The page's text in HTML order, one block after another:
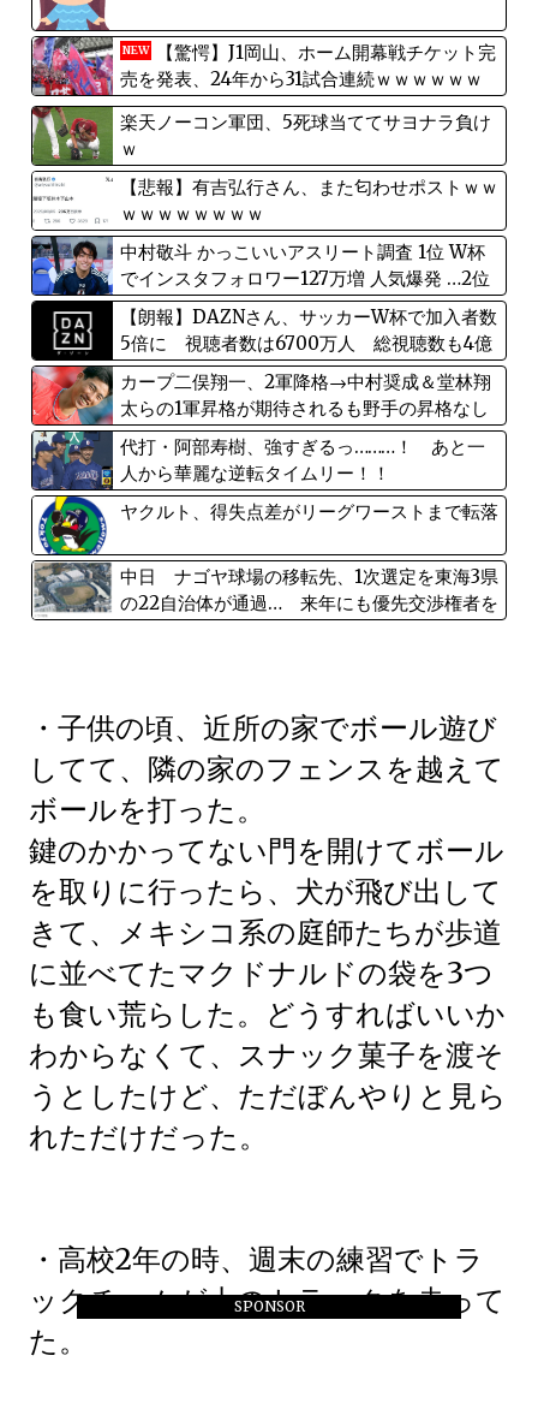
SPONSOR
NEW
【驚愕】J1岡山、ホーム開幕戦チケット完
売を発表、24年から31試合連続ｗｗｗｗｗｗ
楽天ノーコン軍団、5死球当ててサヨナラ負け
ｗ
【悲報】有吉弘行さん、また匂わせポストｗｗ
ｗｗｗｗｗｗｗｗ
中村敬斗 かっこいいアスリート調査 1位 W杯
でインスタフォロワー127万増 人気爆発 …2位
高橋藍 3位 大谷翔平
【朗報】DAZNさん、サッカーW杯で加入者数
5倍に 視聴者数は6700万人 総視聴数も4億
超えｗｗｗｗｗ
カープ二俣翔一、2軍降格→中村奨成＆堂林翔
太らの1軍昇格が期待されるも野手の昇格なし
代打・阿部寿樹、強すぎるっ………！ あと一
人から華麗な逆転タイムリー！！
ヤクルト、得失点差がリーグワーストまで転落
中日 ナゴヤ球場の移転先、1次選定を東海3県
の22自治体が通過… 来年にも優先交渉権者を
・子供の頃、近所の家でボール遊び
してて、隣の家のフェンスを越えて
ボールを打った。
鍵のかかってない門を開けてボール
を取りに行ったら、犬が飛び出して
きて、メキシコ系の庭師たちが歩道
に並べてたマクドナルドの袋を3つ
も食い荒らした。どうすればいいか
わからなくて、スナック菓子を渡そ
うとしたけど、ただぼんやりと見ら
れただけだった。
・高校2年の時、週末の練習でトラ
ックチームが土のトラックを走って
た。